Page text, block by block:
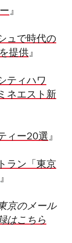
』
ュで時代の
提供』
ティハワ
ネエスト新
ィー20選』
ラン「東京
』
京のメール
はこちら